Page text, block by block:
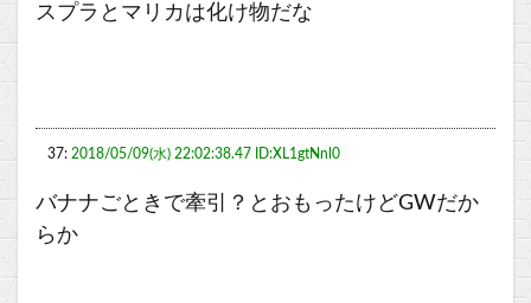
スプラとマリカは化け物だな
37: 2018/05/09(水) 22:02:38.47 ID:XL1gtNnl0
バナナごときで牽引？とおもったけどGWだか
らか